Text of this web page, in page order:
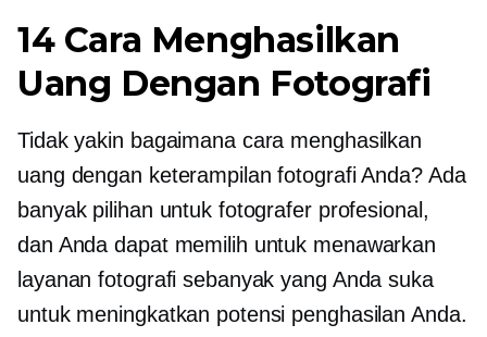
14 Cara Menghasilkan
Uang Dengan Fotografi
Tidak yakin bagaimana cara menghasilkan
uang dengan keterampilan fotografi Anda? Ada
banyak pilihan untuk fotografer profesional,
dan Anda dapat memilih untuk menawarkan
layanan fotografi sebanyak yang Anda suka
untuk meningkatkan potensi penghasilan Anda.